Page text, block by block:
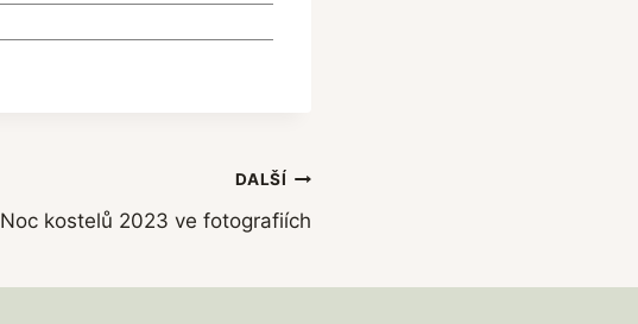
DALŠÍ
Noc kostelů 2023 ve fotografiích